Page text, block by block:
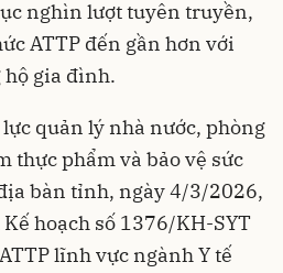
nghìn lượt tuyên truyền,
ATTP đến gần hơn với
gia đình.
quản lý nhà nước, phòng
thực phẩm và bảo vệ sức
bàn tỉnh, ngày 4/3/2026,
hoạch số 1376/KH-SYT
lĩnh vực ngành Y tế